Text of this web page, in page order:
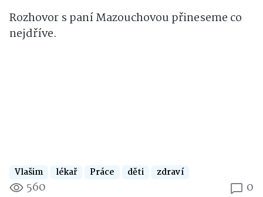
Rozhovor s paní Mazouchovou přineseme co
nejdříve.
Vlašim lékař Práce děti zdraví
560 0